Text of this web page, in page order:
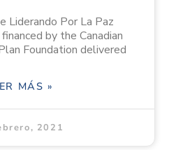
Liderando Por La Paz
by the Canadian
Foundation delivered
MÁS »
2021